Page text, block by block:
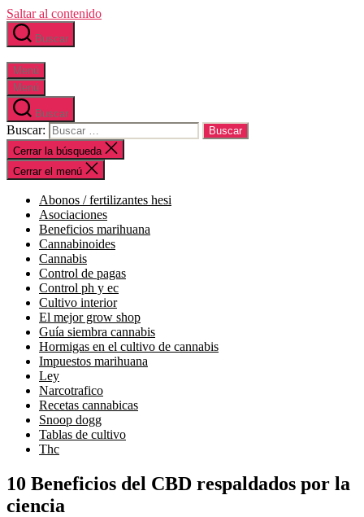
Saltar al contenido
Buscar
Menú
Menú
Buscar
Buscar:
Cerrar la búsqueda
Cerrar el menú
abonos / fertilizantes hesi
asociaciones
beneficios marihuana
cannabinoides
cannabis
control de pagas
control ph y ec
cultivo interior
el mejor grow shop
guía siembra cannabis
hormigas en el cultivo de cannabis
impuestos marihuana
ley
narcotrafico
recetas cannabicas
snoop dogg
tablas de cultivo
thc
10 Beneficios del CBD respaldados por la
ciencia